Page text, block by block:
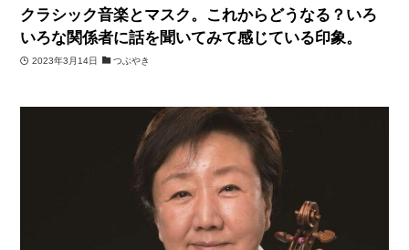
クラシック音楽とマスク。これからどうなる？いろ
いろな関係者に話を聞いてみて感じている印象。
2023年3月14日 つぶやき